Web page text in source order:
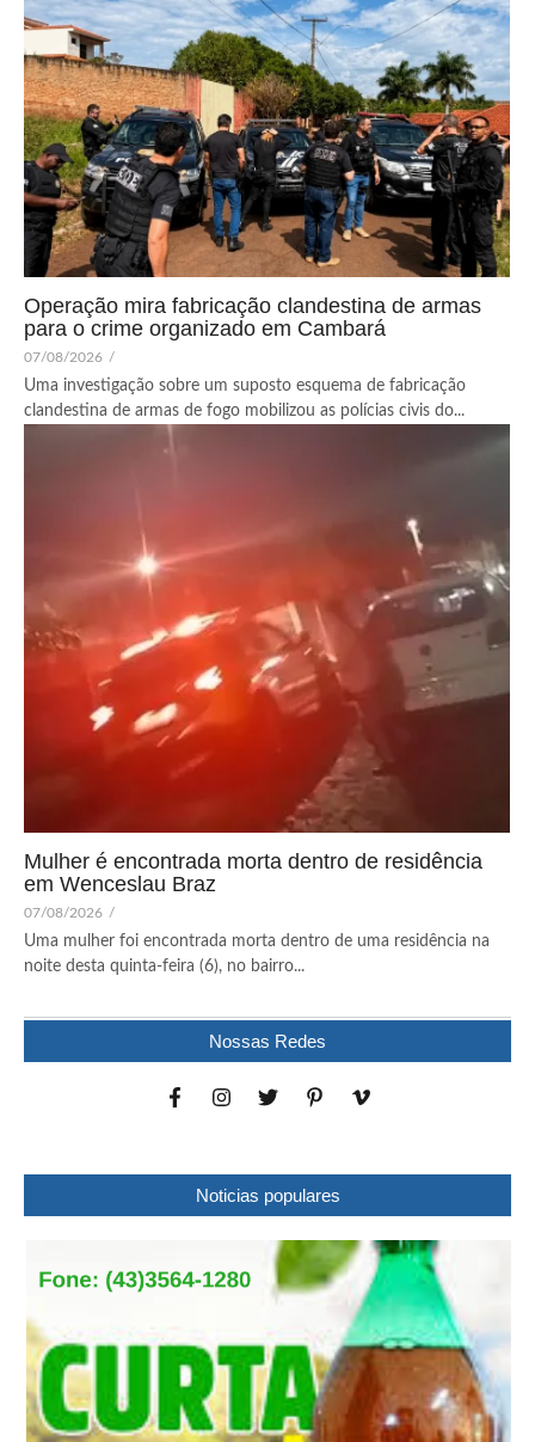
Operação mira fabricação clandestina de armas
para o crime organizado em Cambará
07/08/2026 /
Uma investigação sobre um suposto esquema de fabricação
clandestina de armas de fogo mobilizou as polícias civis do...
Mulher é encontrada morta dentro de residência
em Wenceslau Braz
07/08/2026 /
Uma mulher foi encontrada morta dentro de uma residência na
noite desta quinta-feira (6), no bairro...
Nossas Redes
Noticias populares